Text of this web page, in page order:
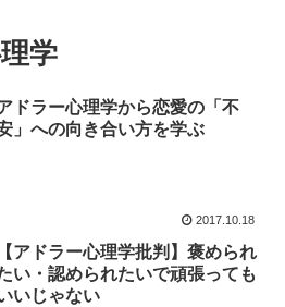
学
ドラー心理学から恋愛の「不
」への向き合い方を学ぶ
2017.10.18
【アドラー心理学批判】褒められ
い・認められたいで頑張っても
いじゃない